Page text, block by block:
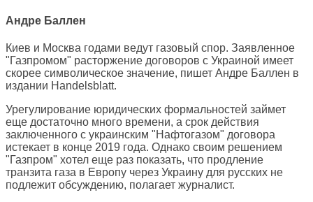
Андре Баллен
Киев и Москва годами ведут газовый спор. Заявленное
"Газпромом" расторжение договоров с Украиной имеет
скорее символическое значение, пишет Андре Баллен в
издании Handelsblatt.
Урегулирование юридических формальностей займет
еще достаточно много времени, а срок действия
заключенного с украинским "Нафтогазом" договора
истекает в конце 2019 года. Однако своим решением
"Газпром" хотел еще раз показать, что продление
транзита газа в Европу через Украину для русских не
подлежит обсуждению, полагает журналист.